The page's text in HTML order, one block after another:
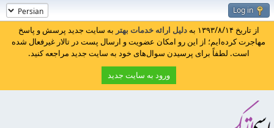
Log in
از تاریخ ۱۳۹۳/۸/۱۴ به دلیل ارائه خدمات بهتر به سایت جدید پرسش و پاسخ
مهاجرت کرده‌ایم؛ از این رو امکان عضویت و ارسال پست در تالار غیرفعال شده
است. لطفاً برای پرسیدن سوال‌های خود به سایت جدید مراجعه کنید.
ورود به سایت جدید